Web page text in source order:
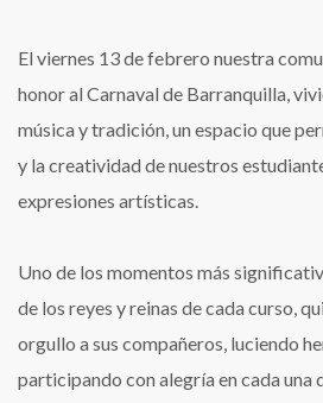
El viernes 13 de febrero nuestra
honor al Carnaval de Barranquilla,
música y tradición, un espacio que
y la creatividad de nuestros
expresiones artísticas.
Uno de los momentos más
de los reyes y reinas de cada curso,
orgullo a sus compañeros, luciendo
participando con alegría en cada una